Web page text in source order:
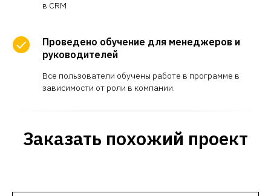
в CRM
Проведено обучение для менеджеров и
руководителей
Все пользователи обучены работе в программе в
зависимости от роли в компании.
Заказать похожий проект